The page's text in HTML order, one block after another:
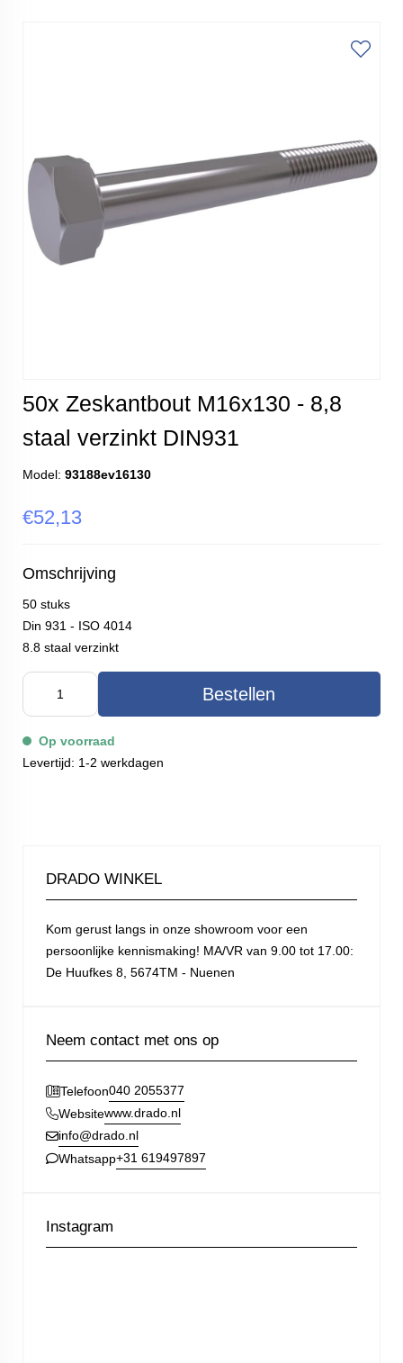
50x Zeskantbout M16x130 - 8,8
staal verzinkt DIN931
Model: 93188ev16130
€52,13
Omschrijving
50 stuks
Din 931 - ISO 4014
8.8 staal verzinkt
Bestellen
Op voorraad
Levertijd: 1-2 werkdagen
DRADO WINKEL
Kom gerust langs in onze showroom voor een
persoonlijke kennismaking! MA/VR van 9.00 tot 17.00:
De Huufkes 8, 5674TM - Nuenen
Neem contact met ons op
Telefoon040 2055377
Websitewww.drado.nl
info@drado.nl
Whatsapp+31 619497897
Instagram